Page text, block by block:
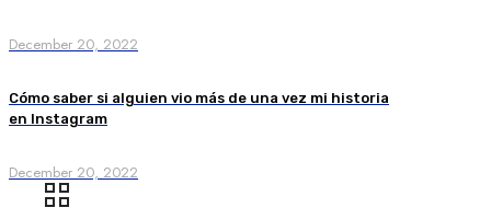
December 20, 2022
Cómo saber si alguien vio más de una vez mi historia
en Instagram
December 20, 2022